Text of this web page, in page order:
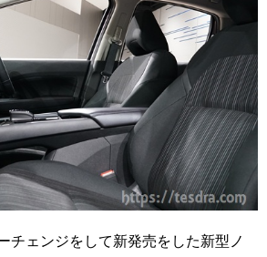
チェンジをして新発売をした新型ノ